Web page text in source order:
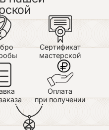
и полный
вашей
и
Вам:Виктория
Сертификат
мастерской
Оплата
при получении